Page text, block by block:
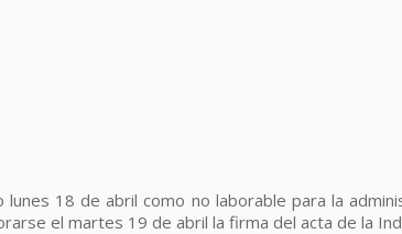
18 de abril como no laborable para la
el martes 19 de abril la firma del acta de la